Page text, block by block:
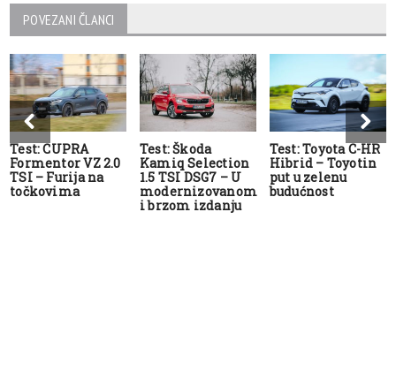
POVEZANI ČLANCI
Test: CUPRA
Formentor VZ 2.0
TSI – Furija na
točkovima
Test: Škoda
Kamiq Selection
1.5 TSI DSG7 – U
modernizovanom
i brzom izdanju
Test: Toyota C-HR
Hibrid – Toyotin
put u zelenu
budućnost